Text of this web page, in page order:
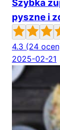
Szybka
pyszne i
4.3 (24
2025-02-21